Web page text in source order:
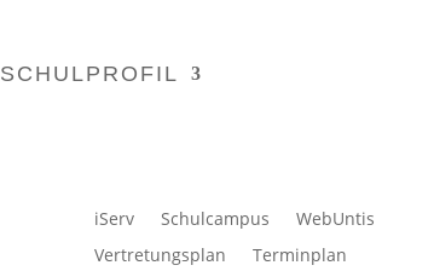
SCHULPROFIL
iServ
Schulcampus
WebUntis
Vertretungsplan
Terminplan